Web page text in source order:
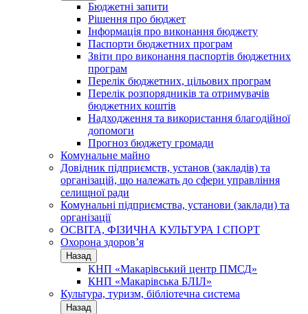
Бюджетні запити
Рішення про бюджет
Інформація про виконання бюджету
Паспорти бюджетних програм
Звіти про виконання паспортів бюджетних
програм
Перелік бюджетних, цільових програм
Перелік розпорядників та отримувачів
бюджетних коштів
Надходження та використання благодійної
допомоги
Прогноз бюджету громади
Комунальне майно
Довідник підприємств, установ (закладів) та
організацій, що належать до сфери управління
селищної ради
Комунальні підприємства, установи (заклади) та
організації
ОСВІТА, ФІЗИЧНА КУЛЬТУРА І СПОРТ
Охорона здоров’я
Назад
КНП «Макарівський центр ПМСД»
КНП «Макарівська БЛІЛ»
Культура, туризм, бібліотечна система
Назад